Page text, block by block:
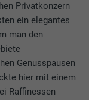
Privatkonzern
ein elegantes
man den
Genusspausen
hier mit einem
Raffinessen